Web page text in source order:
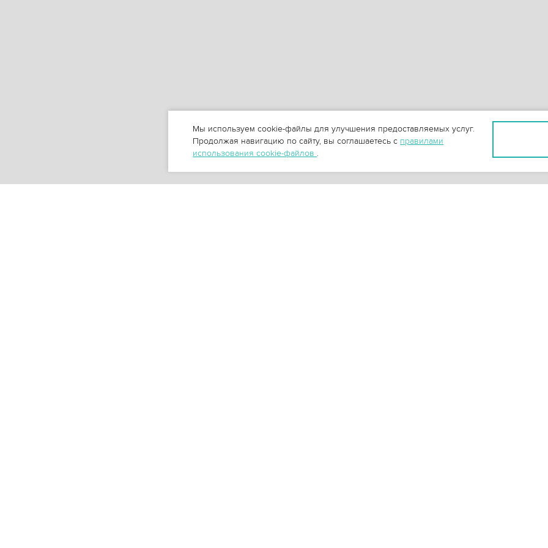
Мы используем cookie-файлы для улучшения предоставляемых услуг.
Продолжая навигацию по сайту, вы соглашаетесь с правилами
использования cookie-файлов .